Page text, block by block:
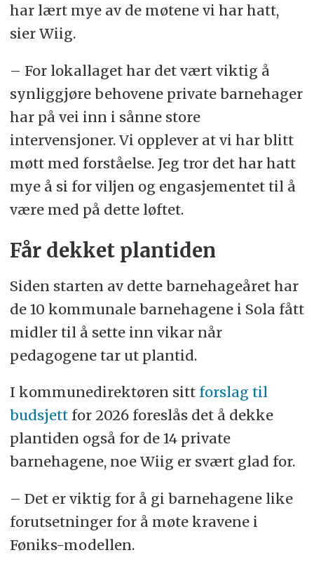
har lært mye av de møtene vi har hatt,
sier Wiig.
– For lokallaget har det vært viktig å
synliggjøre behovene private barnehager
har på vei inn i sånne store
intervensjoner. Vi opplever at vi har blitt
møtt med forståelse. Jeg tror det har hatt
mye å si for viljen og engasjementet til å
være med på dette løftet.
Får dekket plantiden
Siden starten av dette barnehageåret har
de 10 kommunale barnehagene i Sola fått
midler til å sette inn vikar når
pedagogene tar ut plantid.
I kommunedirektøren sitt forslag til
budsjettfor 2026 foreslås det å dekke
plantiden også for de 14 private
barnehagene, noe Wiig er svært glad for.
– Det er viktig for å gi barnehagene like
forutsetninger for å møte kravene i
Føniks-modellen.